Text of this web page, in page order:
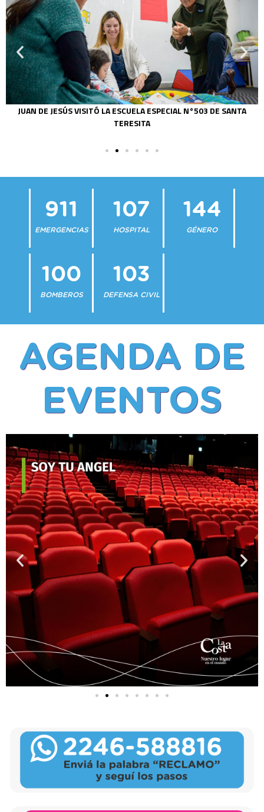
JUAN DE JESÚS VISITÓ LA ESCUELA ESPECIAL N°503 DE SANTA
TERESITA
911
EMERGENCIAS
107
HOSPITAL
144
GÉNERO
100
BOMBEROS
103
DEFENSA CIVIL
AGENDA DE
EVENTOS